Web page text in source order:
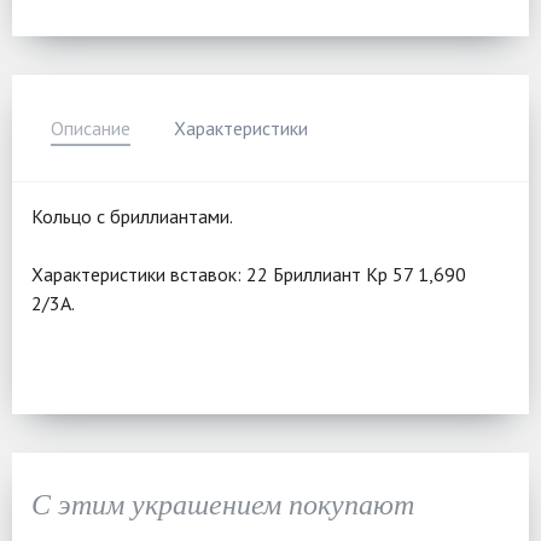
Описание Характеристики
Кольцо с бриллиантами.
Характеристики вставок: 22 Бриллиант Кр 57 1,690
2/3А.
С этим украшением покупают